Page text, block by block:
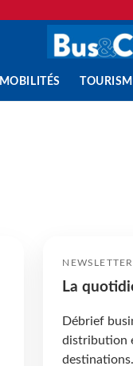
MOBILITÉS
NEWSLETTER
La
Débrief
distribution
destinations.